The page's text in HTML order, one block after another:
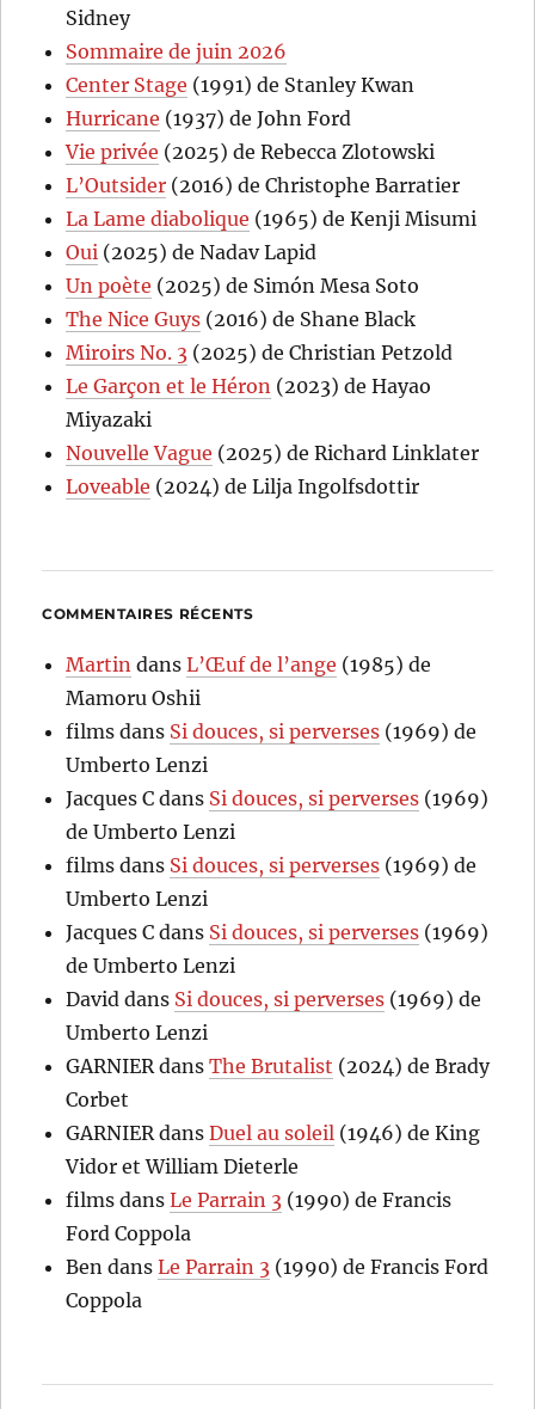
Sidney
Sommaire de juin 2026
Center Stage (1991) de Stanley Kwan
Hurricane (1937) de John Ford
Vie privée (2025) de Rebecca Zlotowski
L’Outsider (2016) de Christophe Barratier
La Lame diabolique (1965) de Kenji Misumi
Oui (2025) de Nadav Lapid
Un poète (2025) de Simón Mesa Soto
The Nice Guys (2016) de Shane Black
Miroirs No. 3 (2025) de Christian Petzold
Le Garçon et le Héron (2023) de Hayao
Miyazaki
Nouvelle Vague (2025) de Richard Linklater
Loveable (2024) de Lilja Ingolfsdottir
COMMENTAIRES RÉCENTS
Martin dansL’Œuf de l’ange (1985) de
Mamoru Oshii
films dans Si douces, si perverses (1969) de
Umberto Lenzi
Jacques C dans Si douces, si perverses (1969)
de Umberto Lenzi
films dans Si douces, si perverses (1969) de
Umberto Lenzi
Jacques C dans Si douces, si perverses (1969)
de Umberto Lenzi
David dans Si douces, si perverses (1969) de
Umberto Lenzi
GARNIERdansThe Brutalist (2024) de Brady
Corbet
GARNIERdansDuel au soleil (1946) de King
Vidor et William Dieterle
films dansLe Parrain 3 (1990) de Francis
Ford Coppola
Ben dansLe Parrain 3 (1990) de Francis Ford
Coppola